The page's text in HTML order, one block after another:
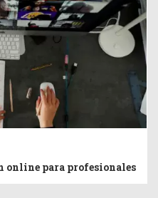
online para profesionales